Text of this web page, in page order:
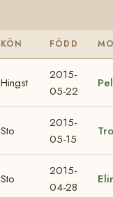
KÖN FÖDD
Hingst
2015-
05-22
Sto
2015-
05-15
Sto
2015-
04-28